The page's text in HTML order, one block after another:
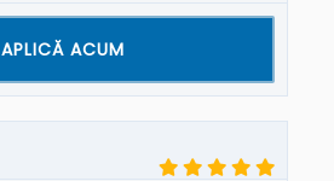
APLICĂ ACUM